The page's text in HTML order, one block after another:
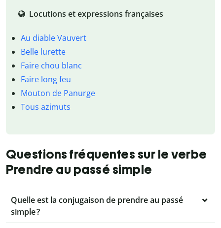
Locutions et expressions françaises
Au diable Vauvert
Belle lurette
Faire chou blanc
Faire long feu
Mouton de Panurge
Tous azimuts
Questions fréquentes sur le verbe
Prendre au passé simple
Quelle est la conjugaison de prendre au passé
simple ?